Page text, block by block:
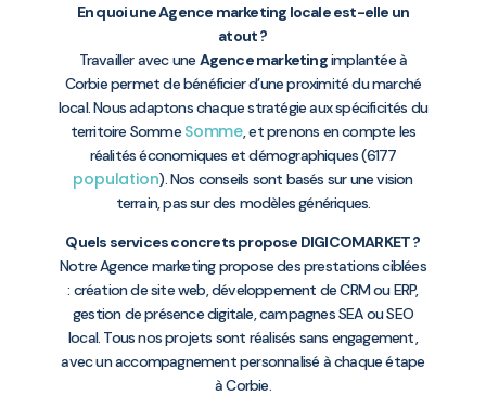
En quoi une Agence marketing locale est-elle un
atout ?
Travailler avec une Agence marketingimplantée à
Corbie permet de bénéficier d’une proximité du marché
local. Nous adaptons chaque stratégie aux spécificités du
territoire Somme Somme, et prenons en compte les
réalités économiques et démographiques (6177
population). Nos conseils sont basés sur une vision
terrain, pas sur des modèles génériques.
Quels services concrets propose DIGICOMARKET ?
Notre Agence marketing propose des prestations ciblées
: création de site web, développement de CRM ou ERP,
gestion de présence digitale, campagnes SEA ou SEO
local. Tous nos projets sont réalisés sans engagement,
avec un accompagnement personnalisé à chaque étape
à Corbie.